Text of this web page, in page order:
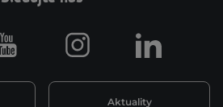
Aktuality
Youtube Instagram LinkedIn